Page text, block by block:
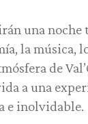
una noche
la música,
de
a una
e inolvidable.